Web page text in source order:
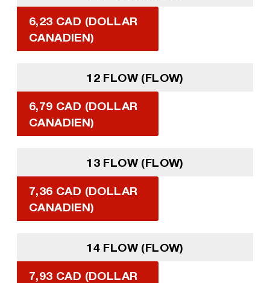
6,23 CAD (DOLLAR
CANADIEN)
12 FLOW (FLOW)
6,79 CAD (DOLLAR
CANADIEN)
13 FLOW (FLOW)
7,36 CAD (DOLLAR
CANADIEN)
14 FLOW (FLOW)
7,93 CAD (DOLLAR